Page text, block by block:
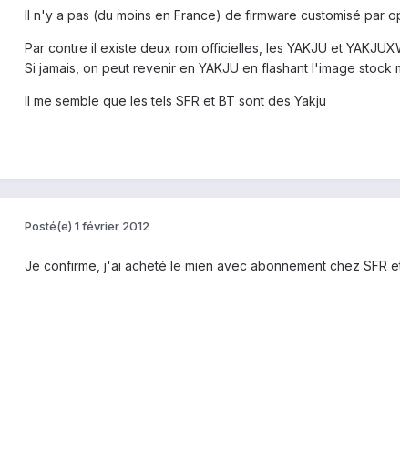
Il n'y a pas (du moins en France) de firmware customisé par
Par contre il existe deux rom officielles, les YAKJU et
Si jamais, on peut revenir en YAKJU en flashant l'image stock
Il me semble que les tels SFR et BT sont des Yakju
Posté(e) 1 février 2012
Je confirme, j'ai acheté le mien avec abonnement chez SFR